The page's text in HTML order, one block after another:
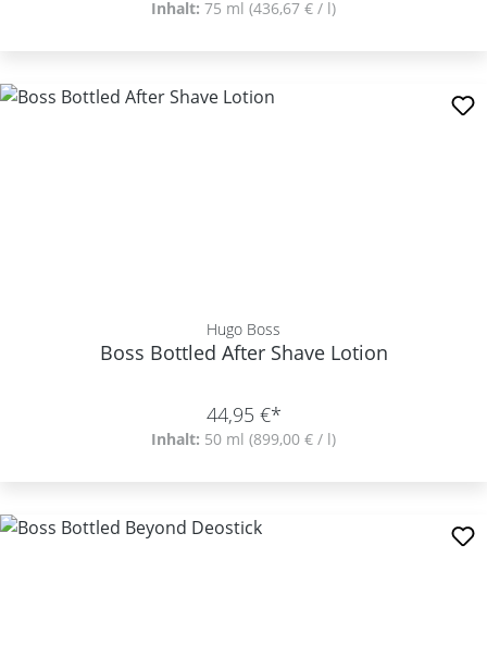
Inhalt: 75 ml (436,67 € / l)
Hugo Boss
Boss Bottled After Shave Lotion
44,95 €*
Inhalt: 50 ml (899,00 € / l)